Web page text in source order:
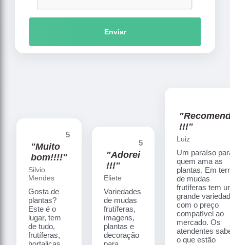
Enviar
5
"Muito
bom!!!!"
Silvio
Mendes
Gosta de
plantas?
Este é o
lugar, tem
de tudo,
frutíferas,
5
"Adorei
!!!"
Eliete
Variedades
de mudas
frutíferas,
imagens,
plantas e
decoração
!!!"
Luiz
Um paraíso
quem ama as
plantas. Em
de mudas
frutíferas tem
grande
com o preço
compatível ao
mercado. Os
atendentes
o que estão